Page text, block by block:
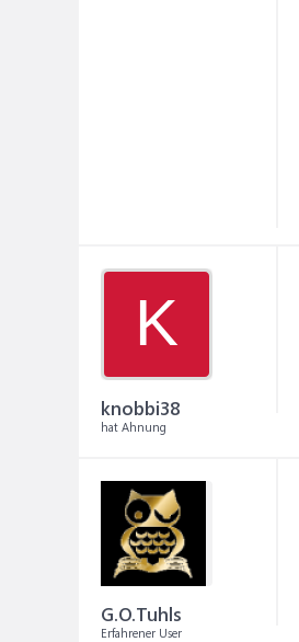
K
knobbi38
hat Ahnung
G.O.Tuhls
Erfahrener User